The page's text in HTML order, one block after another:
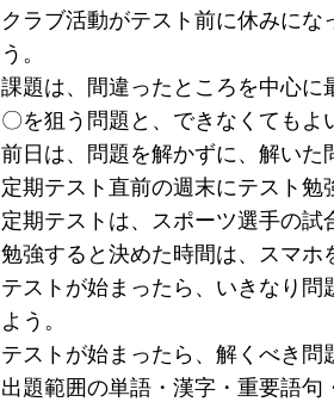
クラブ活動がテスト前に休みに
う。
課題は、間違ったところを中心に
〇を狙う問題と、できなくてもよ
前日は、問題を解かずに、解いた
定期テスト直前の週末にテスト
定期テストは、スポーツ選手の試
勉強すると決めた時間は、スマホ
テストが始まったら、いきなり
よう。
テストが始まったら、解くべき問
出題範囲の単語・漢字・重要語句